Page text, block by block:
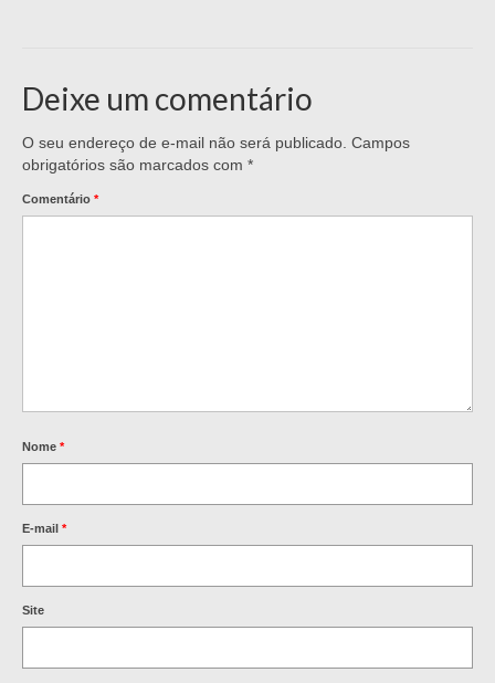
Deixe um comentário
O seu endereço de e-mail não será publicado. Campos
obrigatórios são marcados com *
Comentário *
Nome *
E-mail *
Site